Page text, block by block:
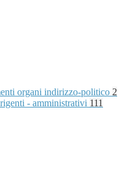
organi indirizzo-politico 2
- amministrativi 111